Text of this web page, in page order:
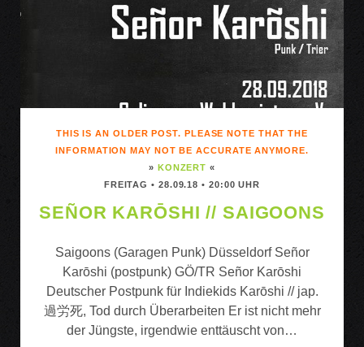
THIS IS AN OLDER POST. PLEASE NOTE THAT THE
INFORMATION MAY NOT BE ACCURATE ANYMORE.
» KONZERT «
FREITAG • 28.09.18 • 20:00 UHR
SEÑOR KARŌSHI // SAIGOONS
Saigoons (Garagen Punk) Düsseldorf Señor
Karōshi (postpunk) GÖ/TR Señor Karōshi
Deutscher Postpunk für Indiekids Karōshi // jap.
過労死, Tod durch Überarbeiten Er ist nicht mehr
der Jüngste, irgendwie enttäuscht von…